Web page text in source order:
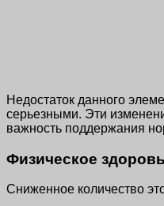
Недостаток данного
серьезными. Эти
важность поддержания
Физическое
Сниженное количество